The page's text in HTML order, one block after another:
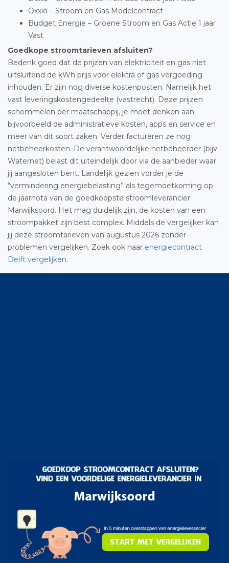
Oxxio – Stroom en Gas Modelcontract
Budget Energie – Groene Stroom en Gas Actie 1 jaar
Vast
Goedkope stroomtarieven afsluiten?
Bedenk goed dat de prijzen van elektriciteit en gas niet
uitsluitend de kWh prijs voor elektra of gas vergoeding
inhouden. Er zijn nog diverse kostenposten. Namelijk het
vast leveringskostengedeelte (vastrecht). Deze prijzen
schommelen per maatschappij, je moet denken aan
bijvoorbeeld de administratieve kosten, apps en service en
meer van dit soort zaken. Verder factureren ze nog
netbeheerkosten. De verantwoordelijke netbeheerder (bijv.
Waternet) belast dit uiteindelijk door via de aanbieder waar
jij aangesloten bent. Landelijk gezien vorder je de
“vermindering energiebelasting” als tegemoetkoming op
de jaarnota van de goedkoopste stroomleverancier
Marwijksoord. Het mag duidelijk zijn, de kosten van een
stroompakket zijn best complex. Middels de vergelijker kan
jij deze stroomtarieven van augustus 2026 zonder
problemen vergelijken. Zoek ook naar energiecontract
Delft vergelijken.